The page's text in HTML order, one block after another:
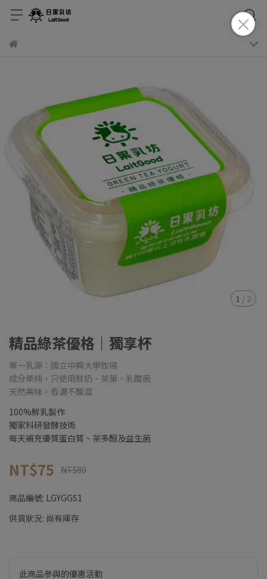
1 / 2
精品綠茶優格｜獨享杯
單一乳源：國立中興大學牧場
成分單純，只使用鮮奶、茶葉、乳酸菌
天然美味，香濃不酸澀
100%鮮乳製作
獨家科研發酵技術
每天補充優質蛋白質、茶多酚及益生菌
NT$75 NT$80
商品編號: LGYGGS1
供貨狀況: 尚有庫存
此商品參與的優惠活動